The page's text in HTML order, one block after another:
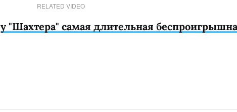
RELATED VIDEO
у "Шахтера" самая длительная